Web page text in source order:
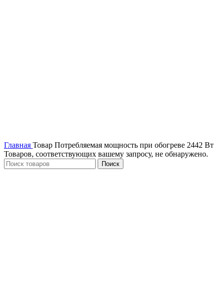
Главная Товар Потребляемая мощность при обогреве 2442 Вт
Товаров, соответствующих вашему запросу, не обнаружено.
Поиск